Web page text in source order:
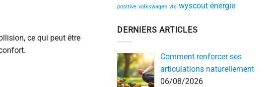
ce qui peut être
positive volkswagen vtc wyscout énergie
DERNIERS ARTICLES
Comment renforcer ses
articulations naturellement
06/08/2026